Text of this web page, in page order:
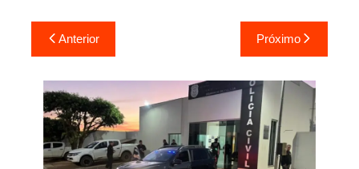
Navegação
de
Post
Anterior Próximo